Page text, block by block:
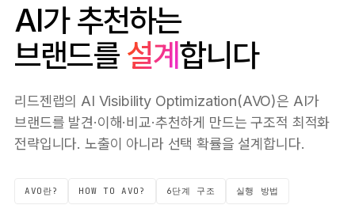
AI가 추천하는
브랜드를 설계합니다
리드젠랩의 AI Visibility Optimization(AVO)은 AI가
브랜드를 발견·이해·비교·추천하게 만드는 구조적 최적화
전략입니다. 노출이 아니라 선택 확률을 설계합니다.
AVO란? HOW TO AVO? 6단계 구조 실행 방법